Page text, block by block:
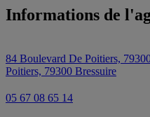
Informations de
84 Boulevard De Poitiers,
Poitiers, 79300 Bressuire
05 67 08 65 14